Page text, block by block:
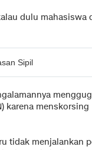
dulu mahasiswa
Sipil
karena menskorsing
tidak menjalankan